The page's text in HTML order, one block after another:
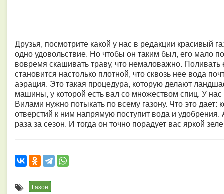
Друзья, посмотрите какой у нас в редакции красивый
одно удовольствие. Но чтобы он таким был, его мало
вовремя скашивать траву, что немаловажно.
становится настолько плотной, что сквозь нее вода
аэрация. Это такая процедура, которую делают
машины, у которой есть вал со множеством спиц. У
Вилами нужно потыкать по всему газону. Что это дает:
отверстий к ним напрямую поступит вода и
раза за сезон. И тогда он точно порадует вас яркой
Газон